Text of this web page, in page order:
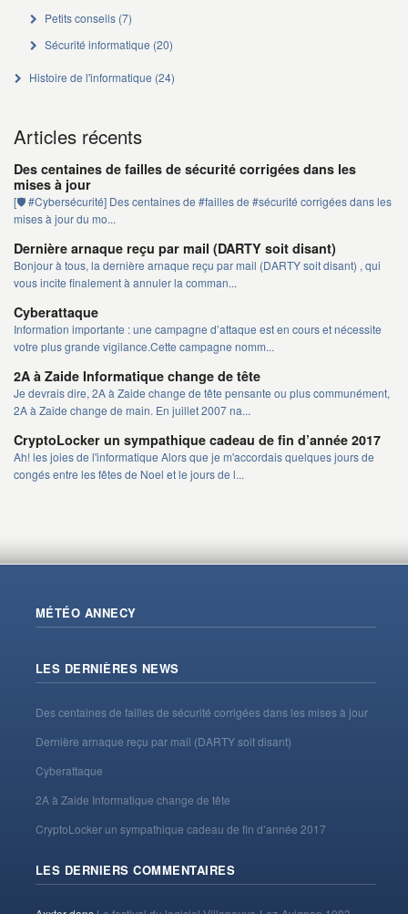
Petits conseils(7)
Sécurité informatique (20)
Histoire de l'informatique (24)
Articles récents
Des centaines de failles de sécurité corrigées dans les
mises à jour
[🛡️ #Cybersécurité] Des centaines de #failles de #sécurité corrigées dans les
mises à jour du mo...
Dernière arnaque reçu par mail (DARTY soit disant)
Bonjour à tous, la dernière arnaque reçu par mail (DARTY soit disant) , qui
vous incite finalement à annuler la comman...
Cyberattaque
Information importante : une campagne d’attaque est en cours et nécessite
votre plus grande vigilance.Cette campagne nomm...
2A à Zaide Informatique change de tête
Je devrais dire, 2A à Zaide change de tête pensante ou plus communément,
2A à Zaide change de main. En juillet 2007 na...
CryptoLocker un sympathique cadeau de fin d’année 2017
Ah! les joies de l'informatique Alors que je m'accordais quelques jours de
congés entre les fêtes de Noel et le jours de l...
MÉTÉO ANNECY
LES DERNIÈRES NEWS
Des centaines de failles de sécurité corrigées dans les mises à jour
Dernière arnaque reçu par mail (DARTY soit disant)
Cyberattaque
2A à Zaide Informatique change de tête
CryptoLocker un sympathique cadeau de fin d’année 2017
LES DERNIERS COMMENTAIRES